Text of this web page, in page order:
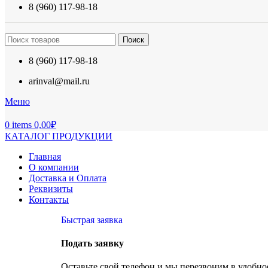
8 (960) 117-98-18
Поиск
8 (960) 117-98-18
arinval@mail.ru
Меню
0 items 0,00₽
КАТАЛОГ ПРОДУКЦИИ
Главная
О компании
Доставка и Оплата
Реквизиты
Контакты
Быстрая заявка
Подать заявку